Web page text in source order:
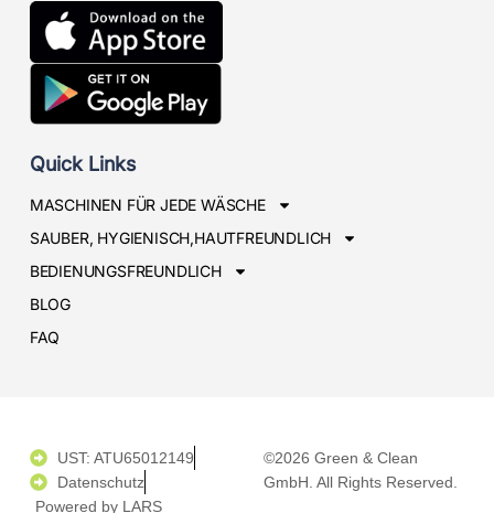
Quick Links
MASCHINEN FÜR JEDE WÄSCHE
SAUBER, HYGIENISCH,HAUTFREUNDLICH
BEDIENUNGSFREUNDLICH
BLOG
FAQ
UST: ATU65012149
Datenschutz
Powered by LARS
©2026 Green & Clean
GmbH. All Rights Reserved.